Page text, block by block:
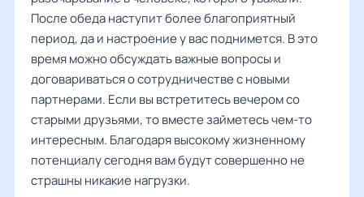
После обеда наступит более благоприятный
период, да и настроение у вас поднимется. В это
время можно обсуждать важные вопросы и
договариваться о сотрудничестве с новыми
партнерами. Если вы встретитесь вечером со
старыми друзьями, то вместе займетесь чем-то
интересным. Благодаря высокому жизненному
потенциалу сегодня вам будут совершенно не
страшны никакие нагрузки.